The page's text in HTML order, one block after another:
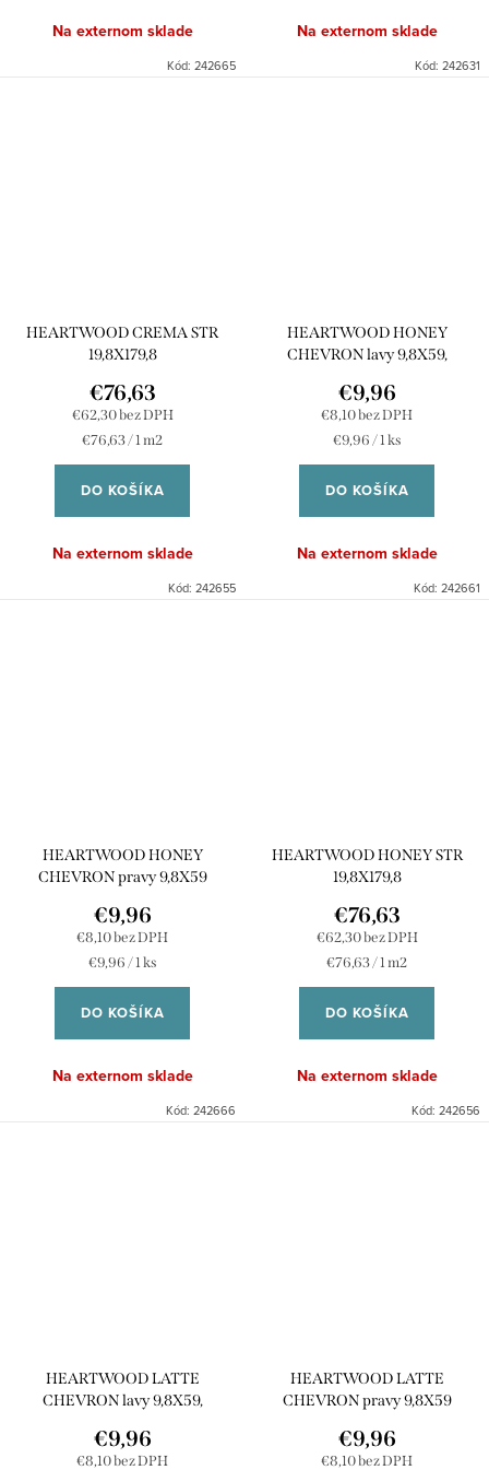
Na externom sklade
Kód: 242665
Na externom sklade
Kód: 242631
HEARTWOOD CREMA STR
19,8X179,8
€62,30 bez DPH
€76,63
Jednotková
cena:
€76,63 / 1 m2
DO KOŠÍKA
Na externom sklade
Kód: 242655
HEARTWOOD HONEY
CHEVRON lavy 9,8X59,
€8,10 bez DPH
€9,96
Jednotková
cena:
€9,96 / 1 ks
DO KOŠÍKA
Na externom sklade
Kód: 242661
HEARTWOOD HONEY
CHEVRON pravy 9,8X59
€8,10 bez DPH
€9,96
Jednotková
cena:
€9,96 / 1 ks
DO KOŠÍKA
Na externom sklade
Kód: 242666
HEARTWOOD HONEY STR
19,8X179,8
€62,30 bez DPH
€76,63
Jednotková
cena:
€76,63 / 1 m2
DO KOŠÍKA
Na externom sklade
Kód: 242656
HEARTWOOD LATTE
CHEVRON lavy 9,8X59,
€8,10 bez DPH
€9,96
HEARTWOOD LATTE
CHEVRON pravy 9,8X59
€8,10 bez DPH
€9,96